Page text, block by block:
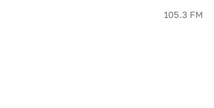
105.3 FM